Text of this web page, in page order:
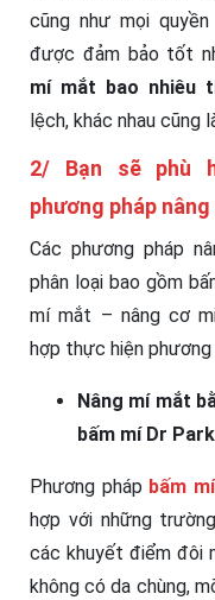
cũng như mọi
được đảm bảo tốt
mí mắt bao nhiêu
lệch, khác nhau cũng
2/ Bạn sẽ phù
phương pháp
Các phương pháp
phân loại bao gồm
mí mắt – nâng cơ
hợp thực hiện phương
Nâng mí mắt
bấm mí Dr Park
Phương pháp bấm
hợp với những
các khuyết điểm đôi
không có da chùng,